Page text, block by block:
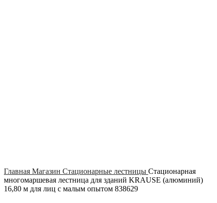
Главная Магазин Стационарные лестницы Стационарная
многомаршевая лестница для зданий KRAUSE (алюминий)
16,80 м для лиц с малым опытом 838629